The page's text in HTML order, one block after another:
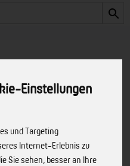
Einstellungen
und Targeting
Internet-Erlebnis zu
Sie sehen, besser an Ihre